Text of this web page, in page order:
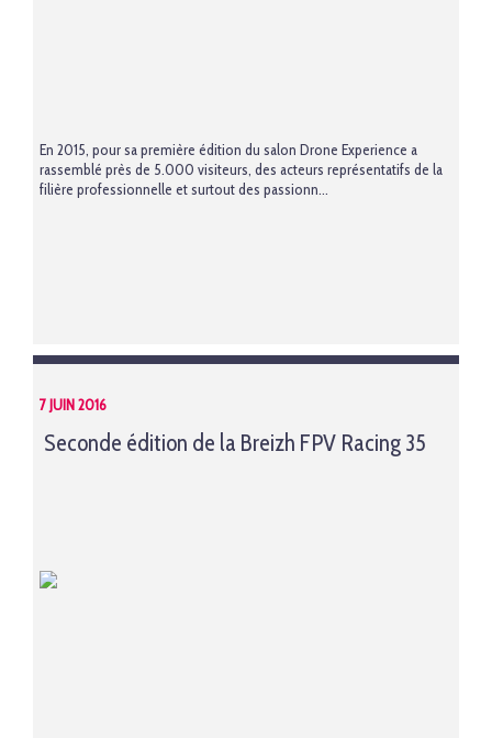
En 2015, pour sa première édition du salon Drone Experience a
rassemblé près de 5.000 visiteurs, des acteurs représentatifs de la
filière professionnelle et surtout des passionn...
7 JUIN 2016
Seconde édition de la Breizh FPV Racing 35